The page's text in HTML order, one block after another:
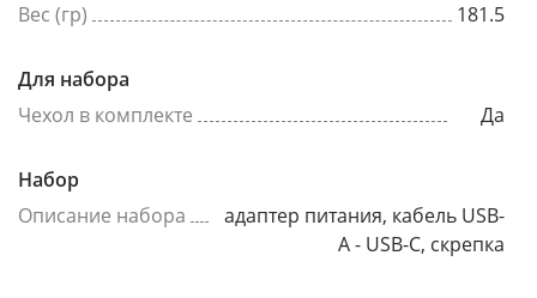
Вес (гр)
181.5
Для набора
Чехол в комплекте
Да
Набор
Описание набора
адаптер питания, кабель USB-
A - USB-C, скрепка